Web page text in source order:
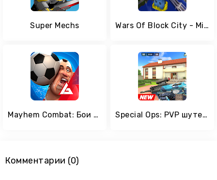
Super Mechs Wars Of Block City - Mine Game
Mayhem Combat: Бои на Арене Special Ops: PVP шутер с друзьями - Онлайн Война
Комментарии (0)